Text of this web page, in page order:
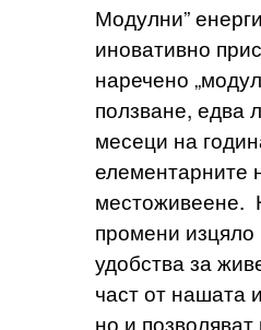
Модулни”
иновативно
наречено
ползване, едва
месеци на
елементарните
местоживеене.
промени изцяло
удобства за
част от нашата
но и